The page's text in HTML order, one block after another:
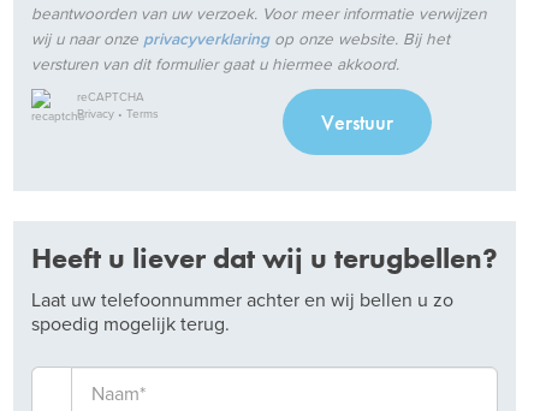
beantwoorden van uw verzoek. Voor meer informatie verwijzen
wij u naar onze privacyverklaringop onze website. Bij het
versturen van dit formulier gaat u hiermee akkoord.
reCAPTCHA
Privacy • Terms Verstuur
Heeft u liever dat wij u terugbellen?
Laat uw telefoonnummer achter en wij bellen u zo
spoedig mogelijk terug.